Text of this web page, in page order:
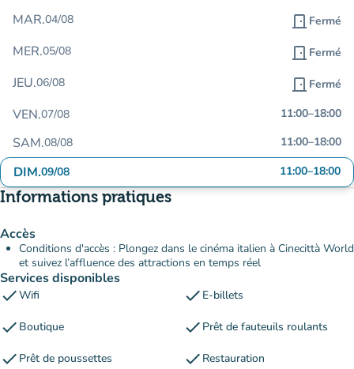
MAR.04/08 door_front Fermé
MER.05/08 door_front Fermé
JEU.06/08 door_front Fermé
VEN.07/08 11:00–18:00
SAM.08/08 11:00–18:00
DIM.09/08 11:00–18:00
Informations pratiques
Accès
Conditions d'accès : Plongez dans le cinéma italien à Cinecittà World
et suivez l’affluence des attractions en temps réel
Services disponibles
checkWifi check E-billets
check Boutique check Prêt de fauteuils roulants
check Prêt de poussettes check Restauration